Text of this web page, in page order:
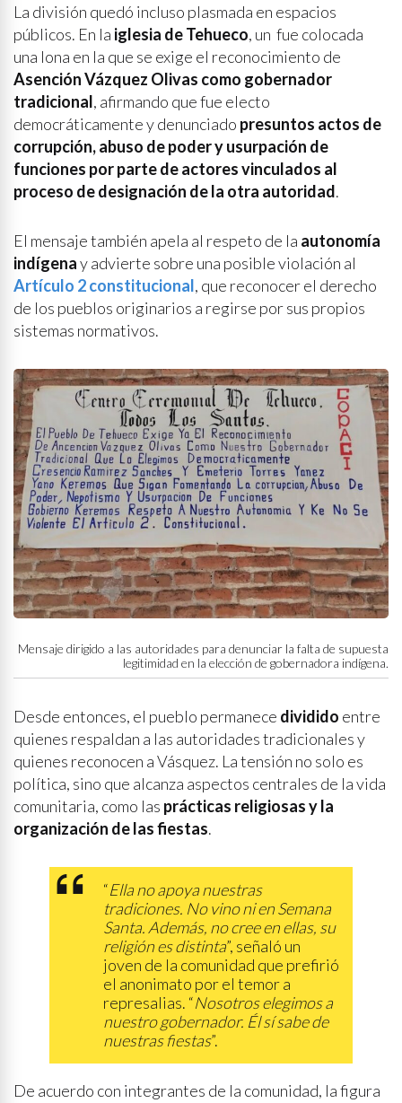
La división quedó incluso plasmada en espacios
públicos. En la iglesia de Tehueco, un fue colocada
una lona en la que se exige el reconocimiento de
Asención Vázquez Olivas como gobernador
tradicional, afirmando que fue electo
democráticamente y denunciado presuntos actos de
corrupción, abuso de poder y usurpación de
funciones por parte de actores vinculados al
proceso de designación de la otra autoridad.
El mensaje también apela al respeto de la autonomía
indígenay advierte sobre una posible violación al
Artículo 2 constitucional, que reconocer el derecho
de los pueblos originarios a regirse por sus propios
sistemas normativos.
Mensaje dirigido a las autoridades para denunciar la falta de supuesta
legitimidad en la elección de gobernadora indígena.
Desde entonces, el pueblo permanece dividido entre
quienes respaldan a las autoridades tradicionales y
quienes reconocen a Vásquez. La tensión no solo es
política, sino que alcanza aspectos centrales de la vida
comunitaria, como las prácticas religiosas y la
organización de las fiestas.
“Ella no apoya nuestras
tradiciones. No vino ni en Semana
Santa. Además, no cree en ellas, su
religión es distinta”, señaló un
joven de la comunidad que prefirió
el anonimato por el temor a
represalias. “Nosotros elegimos a
nuestro gobernador. Él sí sabe de
nuestras fiestas”.
De acuerdo con integrantes de la comunidad, la figura